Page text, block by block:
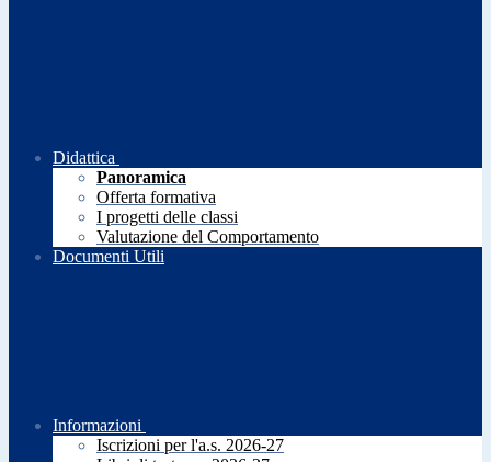
Didattica
Panoramica
Offerta formativa
I progetti delle classi
Valutazione del Comportamento
Documenti Utili
Informazioni
Iscrizioni per l'a.s. 2026-27